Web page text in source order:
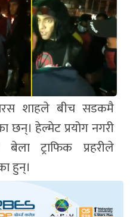
शाहले बीच सडकमै
छन्। हेल्मेट प्रयोग नगरी
ट्राफिक प्रहरीले
हुन्।